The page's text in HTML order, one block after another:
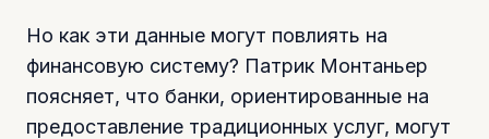
Но как эти данные могут повлиять на
финансовую систему? Патрик Монтаньер
поясняет, что банки, ориентированные на
предоставление традиционных услуг, могут